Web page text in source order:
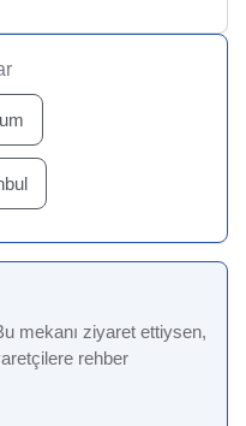
mekanı ziyaret ettiysen,
rehber